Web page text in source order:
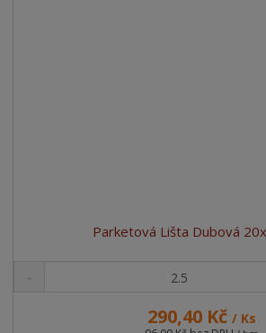
Parketová Lišta Dubová
290,40 Kč / Ks